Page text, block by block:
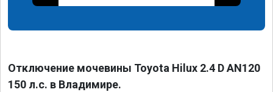
Отключение мочевины Toyota Hilux 2.4 D AN120
150 л.с. в Владимире.